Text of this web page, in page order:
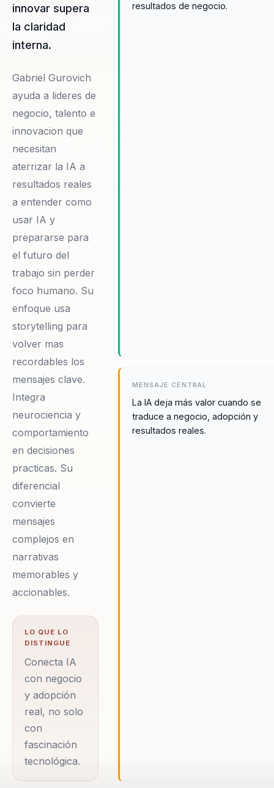
innovar supera
la claridad
interna.
Gabriel Gurovich
ayuda a lideres de
negocio, talento e
innovacion que
necesitan
aterrizar la IA a
resultados reales
a entender como
usar IA y
prepararse para
el futuro del
trabajo sin perder
foco humano. Su
enfoque usa
storytelling para
volver mas
recordables los
mensajes clave.
Integra
neurociencia y
comportamiento
en decisiones
practicas. Su
diferencial
convierte
mensajes
complejos en
narrativas
memorables y
accionables.
LO QUE LO
DISTINGUE
Conecta IA
con negocio
y adopción
real, no solo
con
fascinación
tecnológica.
resultados de negocio.
MENSAJE CENTRAL
La IA deja más valor cuando se
traduce a negocio, adopción y
resultados reales.